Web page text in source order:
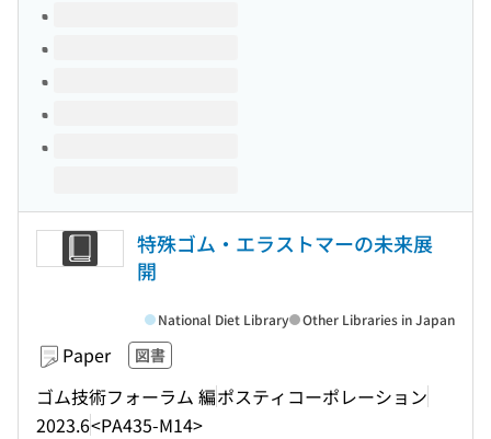
Volumes of this title
特殊ゴム・エラストマーの未来展
開
Paper 図書
ゴム技術フォーラム 編ポスティコーポレーション
2023.6<PA435-M14>
National Diet Library Other Libraries in Japan